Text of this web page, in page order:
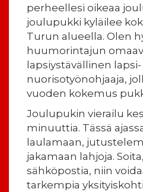
perheellesi oikeaa
joulupukki kyläilee
Turun alueella. Olen
huumorintajun
lapsiystävällinen lapsi-
nuorisotyönohjaaja,
vuoden kokemus
Joulupukin vierailu
minuuttia. Tässä
laulamaan,
jakamaan lahjoja.
sähköpostia, niin
tarkempia